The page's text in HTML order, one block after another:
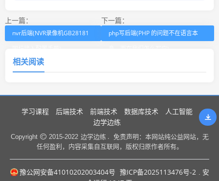
上一篇：
nvr后端(NVR录像机GB28181
下一篇：
php写后端(PHP 的问题不在语言本
相关阅读
学习课程 后端技术 前端技术 数据库技术
人工智能
边学边练
Copyright 2015-2022 边学边练 .
免责声明：本网站纯公益网站，无
任何盈利，内容采集自互联网，版权归原作者所有。
豫公网安备41010202003404号 豫ICP备2025113476号-2
. 安